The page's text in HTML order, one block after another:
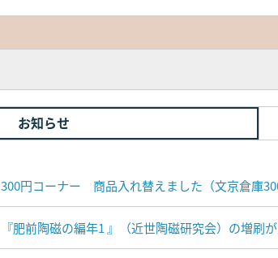
お知らせ
300円コーナー 商品入れ替えました（文京倉庫
『肥前陶磁の編年1 』（近世陶磁研究会）の増刷